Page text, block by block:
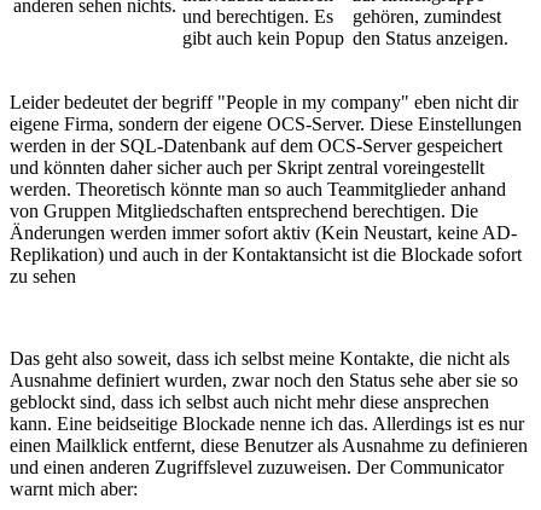
anderen sehen nichts.
und berechtigen. Es
gibt auch kein Popup
gehören, zumindest
den Status anzeigen.
Leider bedeutet der begriff "People in my company" eben nicht dir
eigene Firma, sondern der eigene OCS-Server. Diese Einstellungen
werden in der SQL-Datenbank auf dem OCS-Server gespeichert
und könnten daher sicher auch per Skript zentral voreingestellt
werden. Theoretisch könnte man so auch Teammitglieder anhand
von Gruppen Mitgliedschaften entsprechend berechtigen. Die
Änderungen werden immer sofort aktiv (Kein Neustart, keine AD-
Replikation) und auch in der Kontaktansicht ist die Blockade sofort
zu sehen
Das geht also soweit, dass ich selbst meine Kontakte, die nicht als
Ausnahme definiert wurden, zwar noch den Status sehe aber sie so
geblockt sind, dass ich selbst auch nicht mehr diese ansprechen
kann. Eine beidseitige Blockade nenne ich das. Allerdings ist es nur
einen Mailklick entfernt, diese Benutzer als Ausnahme zu definieren
und einen anderen Zugriffslevel zuzuweisen. Der Communicator
warnt mich aber: